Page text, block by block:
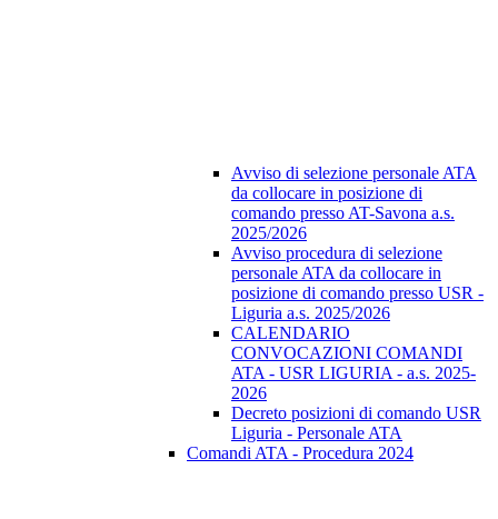
Avviso di selezione personale ATA
da collocare in posizione di
comando presso AT-Savona a.s.
2025/2026
Avviso procedura di selezione
personale ATA da collocare in
posizione di comando presso USR -
Liguria a.s. 2025/2026
CALENDARIO
CONVOCAZIONI COMANDI
ATA - USR LIGURIA - a.s. 2025-
2026
Decreto posizioni di comando USR
Liguria - Personale ATA
Comandi ATA - Procedura 2024